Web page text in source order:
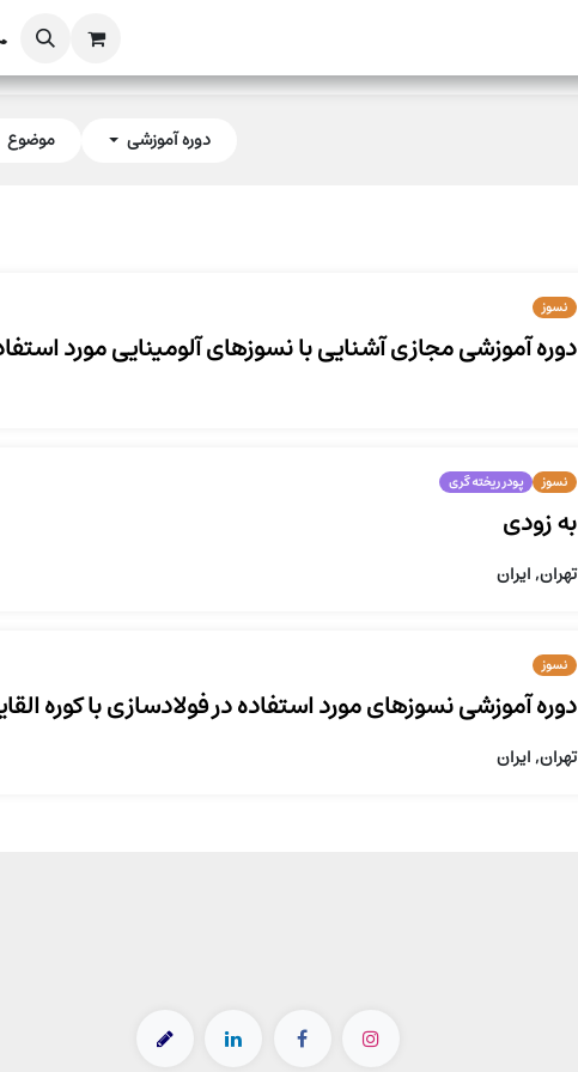
دوره آموزشی موضوع
نسوز
دوره آموزشی مجازی آشنایی با نسوزهای آلومینایی مورد
نسوز پودر ریخته گری
به زودی
تهران,ایران
نسوز
دوره آموزشی نسوزهای مورد استفاده در فولادسازی با کوره
تهران,ایران